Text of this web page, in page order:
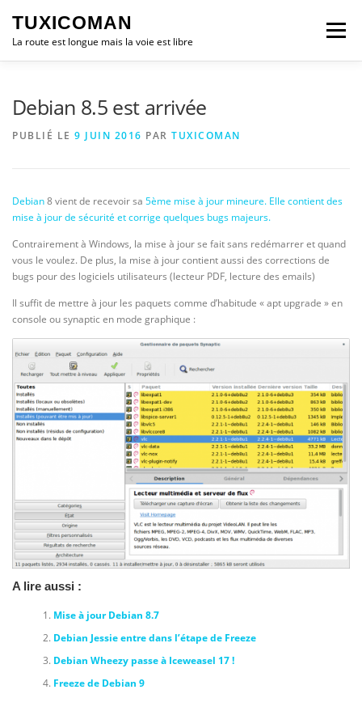
contenu
TUXICOMAN
La route est longue mais la voie est libre
Menu
Debian 8.5 est arrivée
PUBLIÉ LE 9 JUIN 2016 PAR TUXICOMAN
Debian8 vient de recevoir sa 5ème mise à jour mineure. Elle contient des
mise à jour de sécurité et corrige quelques bugs majeurs.
Contrairement à Windows, la mise à jour se fait sans redémarrer et quand
vous le voulez. De plus, la mise à jour contient aussi des corrections de
bugs pour des logiciels utilisateurs (lecteur PDF, lecture des emails)
Il suffit de mettre à jour les paquets comme d’habitude « apt upgrade » en
console ou synaptic en mode graphique :
A lire aussi :
Mise à jour Debian 8.7
Debian Jessie entre dans l’étape de Freeze
Debian Wheezy passe à Iceweasel 17 !
Freeze de Debian 9